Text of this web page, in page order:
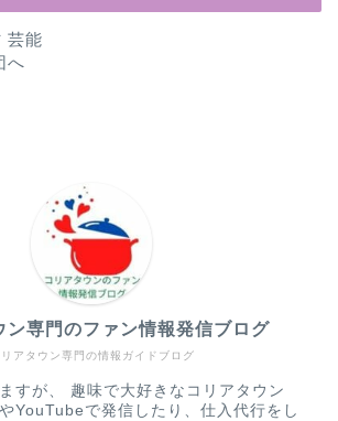
リアタウン専門の情報ガイドブログ
ン専門のファン情報発信ブログ
すが、 趣味で大好きなコリアタウン
YouTubeで発信したり、仕入代行をし